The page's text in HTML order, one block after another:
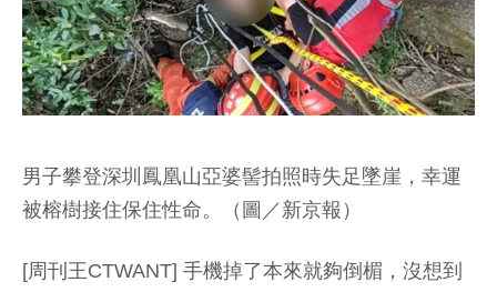
男子攀登深圳鳳凰山亞婆髻拍照時失足墜崖，幸運
被榕樹接住保住性命。（圖／新京報）
[周刊王CTWANT] 手機掉了本來就夠倒楣，沒想到